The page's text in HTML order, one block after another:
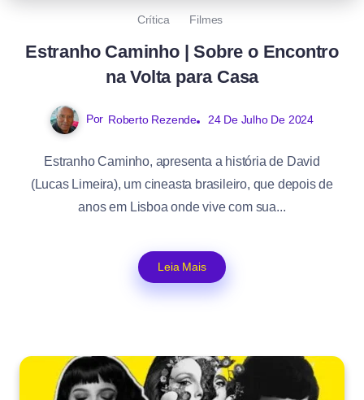
Crítica Filmes
Estranho Caminho | Sobre o Encontro
na Volta para Casa
Por Roberto Rezende 24 De Julho De 2024
Estranho Caminho, apresenta a história de David
(Lucas Limeira), um cineasta brasileiro, que depois de
anos em Lisboa onde vive com sua...
Leia Mais